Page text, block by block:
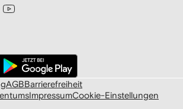
AGBBarrierefreiheit
ImpressumCookie-Einstellungen